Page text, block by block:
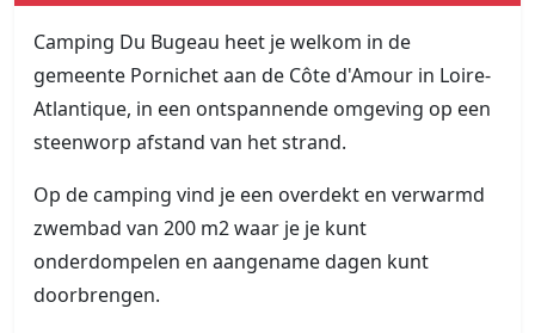
Camping Du Bugeau heet je welkom in de
gemeente Pornichet aan de Côte d'Amour in Loire-
Atlantique, in een ontspannende omgeving op een
steenworp afstand van het strand.
Op de camping vind je een overdekt en verwarmd
zwembad van 200 m2 waar je je kunt
onderdompelen en aangename dagen kunt
doorbrengen.